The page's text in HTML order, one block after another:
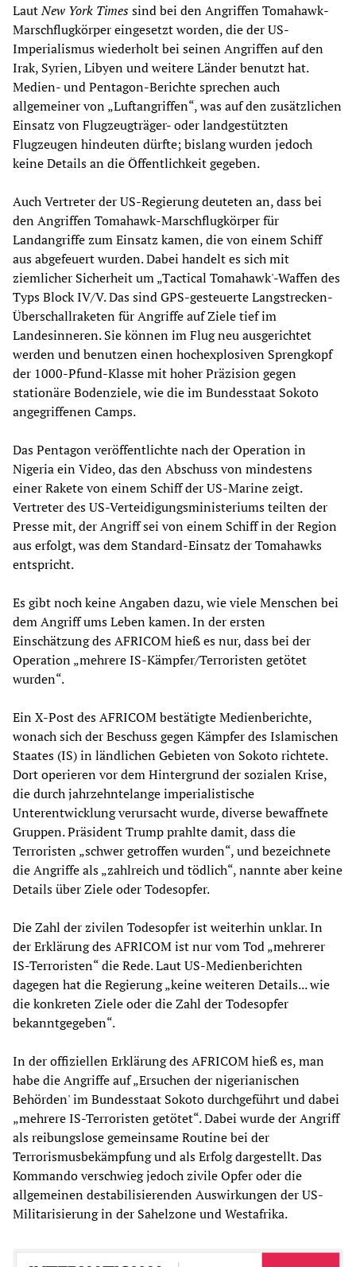
LautNew York Timessind bei den Angriffen Tomahawk-
Marschflugkörper eingesetzt worden, die der US-
Imperialismus wiederholt bei seinen Angriffen auf den
Irak, Syrien, Libyen und weitere Länder benutzt hat.
Medien- und Pentagon-Berichte sprechen auch
allgemeiner von „Luftangriffen“, was auf den zusätzlichen
Einsatz von Flugzeugträger- oder landgestützten
Flugzeugen hindeuten dürfte; bislang wurden jedoch
keine Details an die Öffentlichkeit gegeben.
Auch Vertreter der US-Regierung deuteten an, dass bei
den Angriffen Tomahawk-Marschflugkörper für
Landangriffe zum Einsatz kamen, die von einem Schiff
aus abgefeuert wurden. Dabei handelt es sich mit
ziemlicher Sicherheit um „Tactical Tomahawk'-Waffen des
Typs Block IV/V. Das sind GPS-gesteuerte Langstrecken-
Überschallraketen für Angriffe auf Ziele tief im
Landesinneren. Sie können im Flug neu ausgerichtet
werden und benutzen einen hochexplosiven Sprengkopf
der 1000-Pfund-Klasse mit hoher Präzision gegen
stationäre Bodenziele, wie die im Bundesstaat Sokoto
angegriffenen Camps.
Das Pentagon veröffentlichte nach der Operation in
Nigeria ein Video, das den Abschuss von mindestens
einer Rakete von einem Schiff der US-Marine zeigt.
Vertreter des US-Verteidigungsministeriums teilten der
Presse mit, der Angriff sei von einem Schiff in der Region
aus erfolgt, was dem Standard-Einsatz der Tomahawks
entspricht.
Es gibt noch keine Angaben dazu, wie viele Menschen bei
dem Angriff ums Leben kamen. In der ersten
Einschätzung des AFRICOM hieß es nur, dass bei der
Operation „mehrere IS-Kämpfer/Terroristen getötet
wurden“.
Ein X-Post des AFRICOM bestätigte Medienberichte,
wonach sich der Beschuss gegen Kämpfer des Islamischen
Staates (IS) in ländlichen Gebieten von Sokoto richtete.
Dort operieren vor dem Hintergrund der sozialen Krise,
die durch jahrzehntelange imperialistische
Unterentwicklung verursacht wurde, diverse bewaffnete
Gruppen. Präsident Trump prahlte damit, dass die
Terroristen „schwer getroffen wurden“, und bezeichnete
die Angriffe als „zahlreich und tödlich“, nannte aber keine
Details über Ziele oder Todesopfer.
Die Zahl der zivilen Todesopfer ist weiterhin unklar. In
der Erklärung des AFRICOM ist nur vom Tod „mehrerer
IS-Terroristen“ die Rede. Laut US-Medienberichten
dagegen hat die Regierung „keine weiteren Details... wie
die konkreten Ziele oder die Zahl der Todesopfer
bekanntgegeben“.
In der offiziellen Erklärung des AFRICOM hieß es, man
habe die Angriffe auf „Ersuchen der nigerianischen
Behörden' im Bundesstaat Sokoto durchgeführt und dabei
„mehrere IS-Terroristen getötet“. Dabei wurde der Angriff
als reibungslose gemeinsame Routine bei der
Terrorismusbekämpfung und als Erfolg dargestellt. Das
Kommando verschwieg jedoch zivile Opfer oder die
allgemeinen destabilisierenden Auswirkungen der US-
Militarisierung in der Sahelzone und Westafrika.